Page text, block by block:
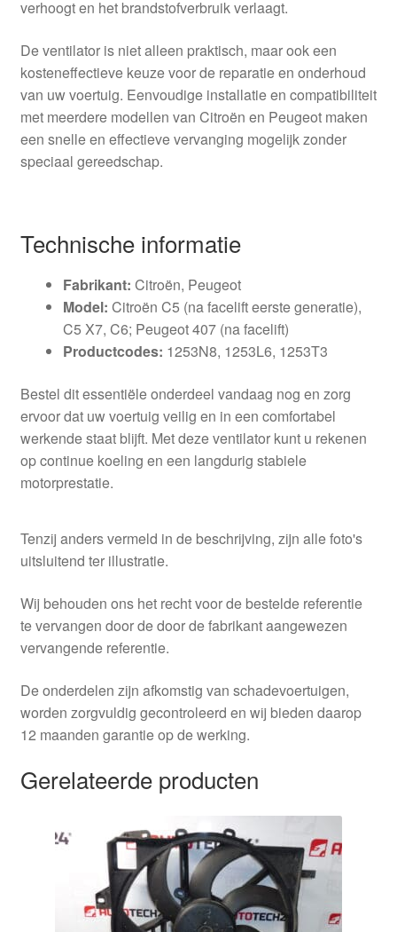
verhoogt en het brandstofverbruik verlaagt.
De ventilator is niet alleen praktisch, maar ook een
kosteneffectieve keuze voor de reparatie en onderhoud
van uw voertuig. Eenvoudige installatie en compatibiliteit
met meerdere modellen van Citroën en Peugeot maken
een snelle en effectieve vervanging mogelijk zonder
speciaal gereedschap.
Technische informatie
Fabrikant: Citroën, Peugeot
Model: Citroën C5 (na facelift eerste generatie),
C5 X7, C6; Peugeot 407 (na facelift)
Productcodes: 1253N8, 1253L6, 1253T3
Bestel dit essentiële onderdeel vandaag nog en zorg
ervoor dat uw voertuig veilig en in een comfortabel
werkende staat blijft. Met deze ventilator kunt u rekenen
op continue koeling en een langdurig stabiele
motorprestatie.
Tenzij anders vermeld in de beschrijving, zijn alle foto's
uitsluitend ter illustratie.
Wij behouden ons het recht voor de bestelde referentie
te vervangen door de door de fabrikant aangewezen
vervangende referentie.
De onderdelen zijn afkomstig van schadevoertuigen,
worden zorgvuldig gecontroleerd en wij bieden daarop
12 maanden garantie op de werking.
Gerelateerde producten